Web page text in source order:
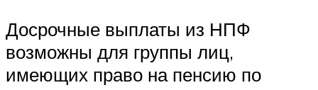
Досрочные выплаты из НПФ
возможны для группы лиц,
имеющих право на пенсию по